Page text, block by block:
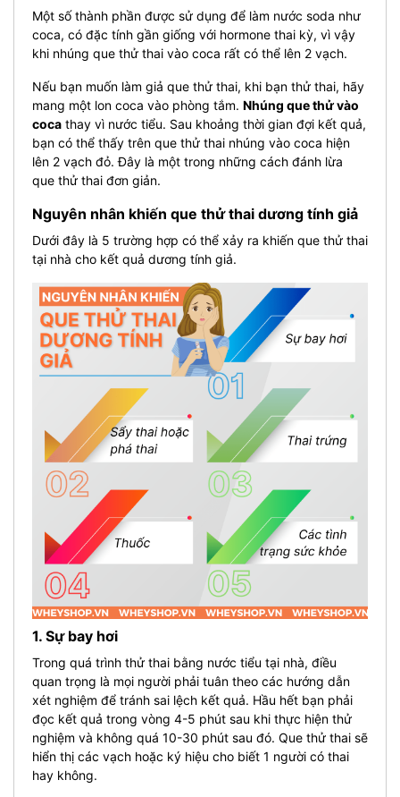
Một số thành phần được sử dụng để làm nước soda như
coca, có đặc tính gần giống với hormone thai kỳ, vì vậy
khi nhúng que thử thai vào coca rất có thể lên 2 vạch.
Nếu bạn muốn làm giả que thử thai, khi bạn thử thai, hãy
mang một lon coca vào phòng tắm. Nhúng que thử vào
coca thay vì nước tiểu. Sau khoảng thời gian đợi kết quả,
bạn có thể thấy trên que thử thai nhúng vào coca hiện
lên 2 vạch đỏ. Đây là một trong những cách đánh lừa
que thử thai đơn giản.
Nguyên nhân khiến que thử thai dương tính giả
Dưới đây là 5 trường hợp có thể xảy ra khiến que thử thai
tại nhà cho kết quả dương tính giả.
1. Sự bay hơi
Trong quá trình thử thai bằng nước tiểu tại nhà, điều
quan trọng là mọi người phải tuân theo các hướng dẫn
xét nghiệm để tránh sai lệch kết quả. Hầu hết bạn phải
đọc kết quả trong vòng 4-5 phút sau khi thực hiện thử
nghiệm và không quá 10-30 phút sau đó. Que thử thai sẽ
hiển thị các vạch hoặc ký hiệu cho biết 1 người có thai
hay không.